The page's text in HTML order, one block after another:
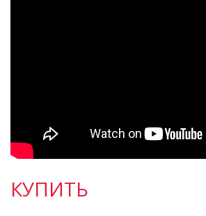
КУПИТЬ